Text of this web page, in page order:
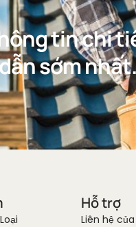
tin chi
sớm nhất.
Hỗ trợ
Liên hệ